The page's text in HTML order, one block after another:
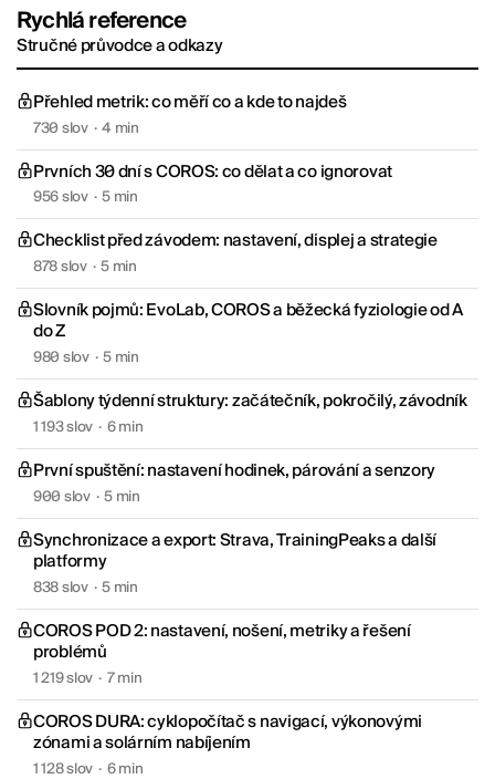
Rychlá reference
Stručné průvodce a odkazy
Přehled metrik: co měří co a kde to najdeš
730 slov · 4 min
Prvních 30 dní s COROS: co dělat a co ignorovat
956 slov · 5 min
Checklist před závodem: nastavení, displej a strategie
878 slov · 5 min
Slovník pojmů: EvoLab, COROS a běžecká fyziologie od A
do Z
980 slov · 5 min
Šablony týdenní struktury: začátečník, pokročilý, závodník
1 193 slov · 6 min
První spuštění: nastavení hodinek, párování a senzory
900 slov · 5 min
Synchronizace a export: Strava, TrainingPeaks a další
platformy
838 slov · 5 min
COROS POD 2: nastavení, nošení, metriky a řešení
problémů
1 219 slov · 7 min
COROS DURA: cyklopočítač s navigací, výkonovými
zónami a solárním nabíjením
1 128 slov · 6 min